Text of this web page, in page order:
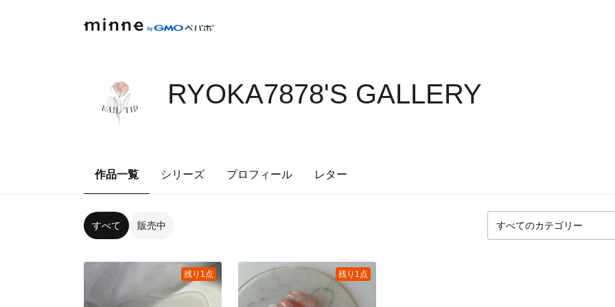
RYOKA7878'S GALLERY
作品一覧 シリーズ プロフィール レター
すべて 販売中
残り1点 残り1点